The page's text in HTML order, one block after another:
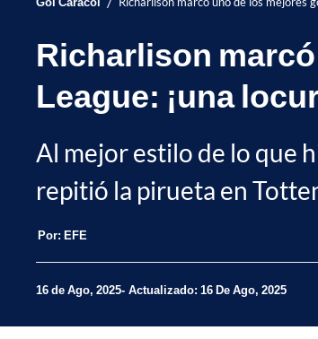
Richarlison
League: ¡una
Al mejor estilo de lo que
repitió la pirueta en
Por: EFE
16 de Ago, 2025 Actualizado: 16 De Ago, 2025